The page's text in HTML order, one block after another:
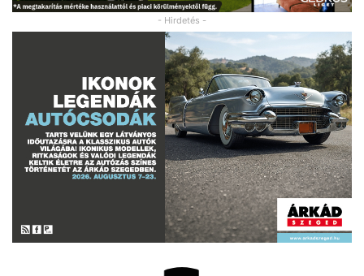
- Hirdetés -